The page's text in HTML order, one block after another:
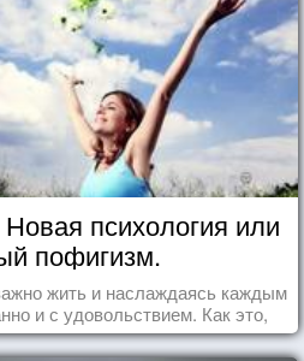
психология или
пофигизм.
жить и наслаждаясь каждым
и с удовольствием. Как это,
на реальных примерах.